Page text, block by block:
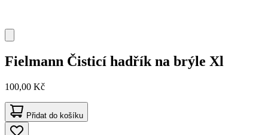
Fielmann Čisticí hadřík na brýle Xl
100,00 Kč
Přidat do košíku